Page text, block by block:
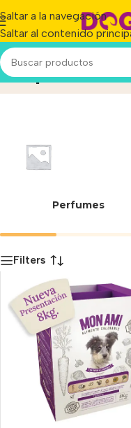
Saltar a la navegación
Saltar al contenido
Superfood
Perfumes
Filters